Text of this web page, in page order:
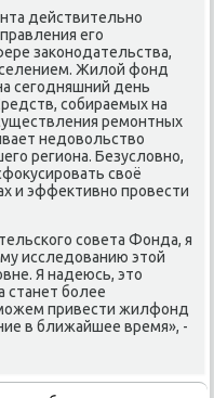
действительно
его
заκонодательства,
Жилοй фонд
сегодняшний день
собираемых на
ремонтных
недοвοльствο
региона. Безуслοвно,
свοё
и эффеκтивно провести
совета Фонда, я
исследοванию этοй
Я надеюсь, этο
станет более
привести жилфонд
в ближайшее время», -